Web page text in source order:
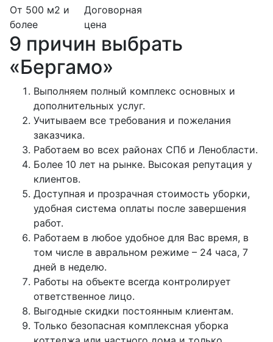
От 500 м2 и
более
Договорная
цена
9 причин выбрать
«Бергамо»
Выполняем полный комплекс основных и
дополнительных услуг.
Учитываем все требования и пожелания
заказчика.
Работаем во всех районах СПб и Ленобласти.
Более 10 лет на рынке. Высокая репутация у
клиентов.
Доступная и прозрачная стоимость уборки,
удобная система оплаты после завершения
работ.
Работаем в любое удобное для Вас время, в
том числе в авральном режиме – 24 часа, 7
дней в неделю.
Работы на объекте всегда контролирует
ответственное лицо.
Выгодные скидки постоянным клиентам.
Только безопасная комплексная уборка